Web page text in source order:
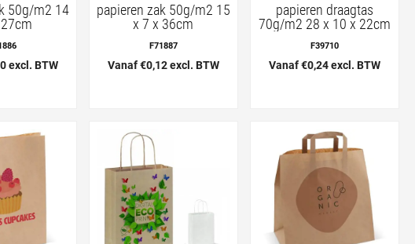
50g/m2 14
excl. BTW
papieren zak 50g/m2 15
x 7 x 36cm
F71887
Vanaf €0,12 excl. BTW
papieren draagtas
70g/m2 28 x 10 x 22cm
F39710
Vanaf €0,24 excl. BTW